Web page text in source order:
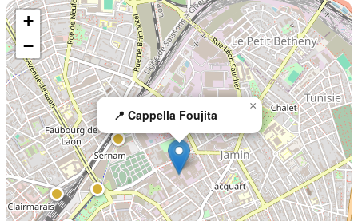
📍 Cappella Foujita
×
+
−